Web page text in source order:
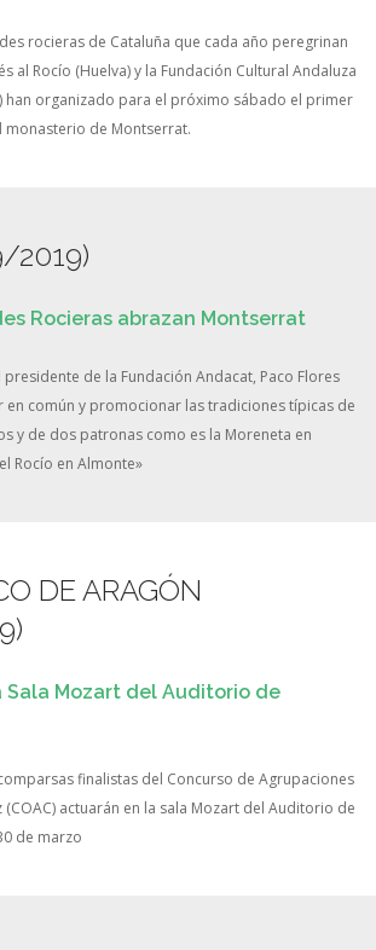
rocieras de Cataluña que cada año peregrinan
al Rocío (Huelva) y la Fundación Cultural Andaluza
han organizado para el próximo sábado el primer
de Montserrat.
2019)
Rocieras abrazan Montserrat
presidente de la Fundación Andacat, Paco Flores
común y promocionar las tradiciones típicas de
y de dos patronas como es la Moreneta en
Rocío en Almonte»
DE ARAGÓN
Sala Mozart del Auditorio de
finalistas del Concurso de Agrupaciones
(COAC) actuarán en la sala Mozart del Auditorio de
de marzo